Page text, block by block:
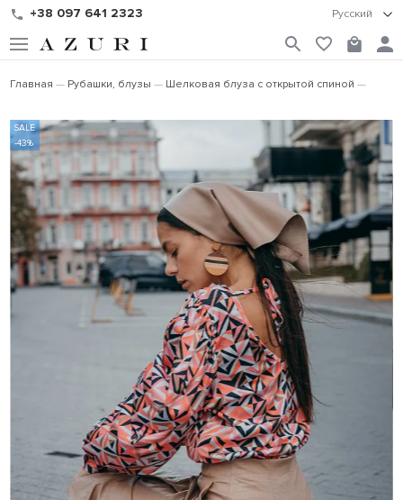
+38 097 641 2323 Русский
Главная Рубашки, блузы Шелковая блуза с открытой спиной